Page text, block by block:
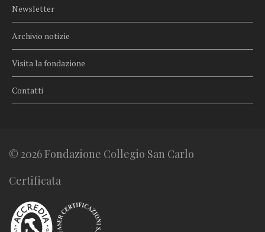
Newsletter
Archivio notizie
Visita la fondazione
Contatti
© 2026 Fondazione Collegio San Carlo
Certificata